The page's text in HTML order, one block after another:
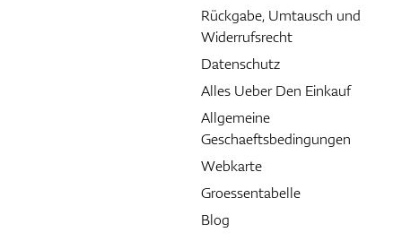
Rückgabe, Umtausch und
Widerrufsrecht
Datenschutz
Alles Ueber Den Einkauf
Allgemeine
Geschaeftsbedingungen
Webkarte
Groessentabelle
Blog